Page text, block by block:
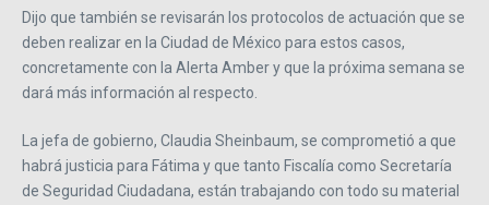
Dijo que también se revisarán los protocolos de actuación que se
deben realizar en la Ciudad de México para estos casos,
concretamente con la Alerta Amber y que la próxima semana se
dará más información al respecto.
La jefa de gobierno, Claudia Sheinbaum, se comprometió a que
habrá justicia para Fátima y que tanto Fiscalía como Secretaría
de Seguridad Ciudadana, están trabajando con todo su material